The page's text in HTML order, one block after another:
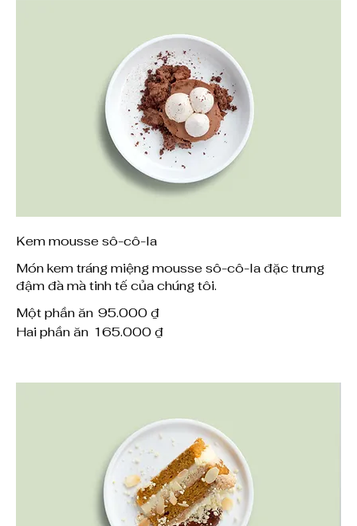
Kem mousse sô-cô-la
Món kem tráng miệng mousse sô-cô-la đặc trưng
đậm đà mà tinh tế của chúng tôi.
Một phần ăn 95.000 ₫
Hai phần ăn 165.000 ₫